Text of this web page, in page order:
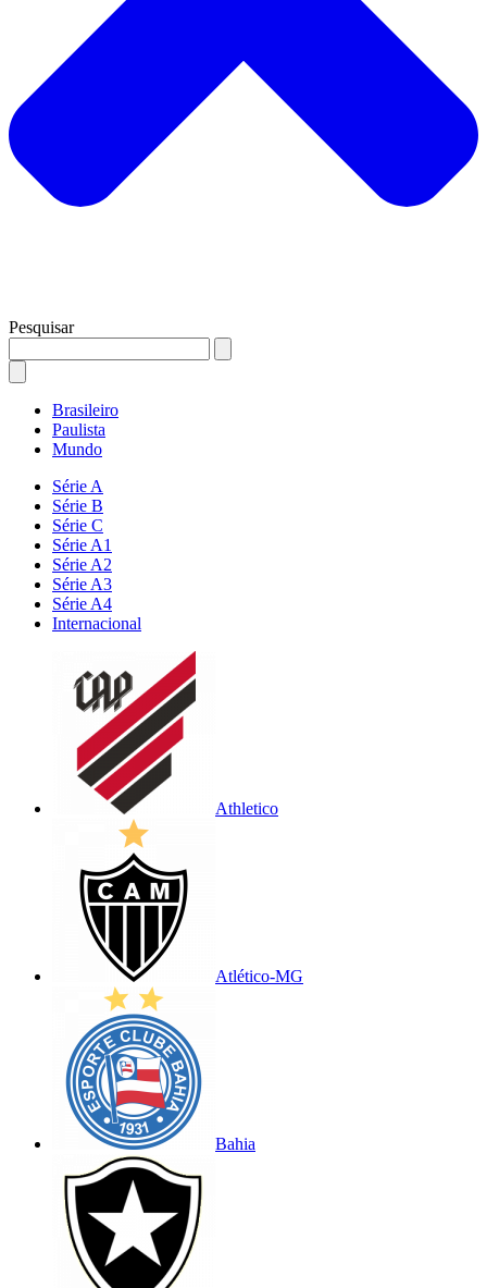
Pesquisar
Brasileiro
Paulista
Mundo
Série A
Série B
Série C
Série A1
Série A2
Série A3
Série A4
Internacional
Athletico
Atlético-MG
Bahia